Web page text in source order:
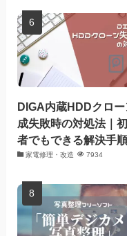
DIGA内蔵HDDクロ
成失敗時の対処法｜
者でもできる解決手順
家電修理・改造 7934